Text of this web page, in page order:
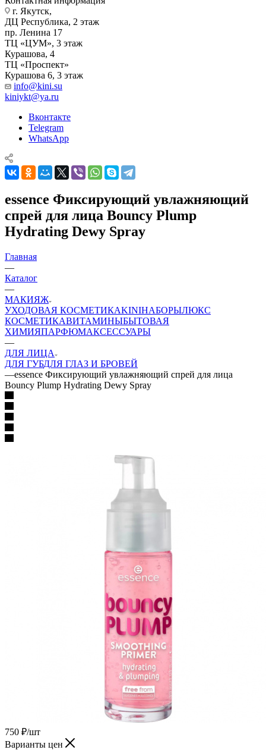
г. Якутск, ​‌
ДЦ Республика, 2 этаж
‌‌пр. Ленина 17
‌ТЦ «ЦУМ», 3 этаж
‌Курашова, 4
ТЦ «Проспект»
Курашова 6, 3 этаж
info@kini.su
kiniykt@ya.ru
Вконтакте
Telegram
WhatsApp
essence Фиксирующий увлажняющий
спрей для лица Bouncy Plump
Hydrating Dewy Spray
Главная
—
Каталог
—
МАКИЯЖ
УХОДОВАЯ КОСМЕТИКАKINIНАБОРЫЛЮКС
КОСМЕТИКАВИТАМИНЫБЫТОВАЯ
ХИМИЯПАРФЮМАКСЕССУАРЫ
—
ДЛЯ ЛИЦА
ДЛЯ ГУБДЛЯ ГЛАЗ И БРОВЕЙ
—essence Фиксирующий увлажняющий спрей для лица
Bouncy Plump Hydrating Dewy Spray
750 ₽/шт
Варианты цен